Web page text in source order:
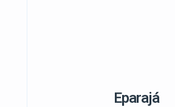
Eparajá